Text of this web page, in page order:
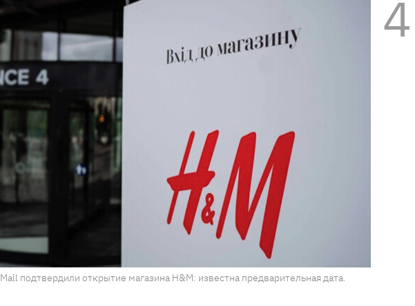
подтвердили открытие магазина H&M: известна предварительная дата.